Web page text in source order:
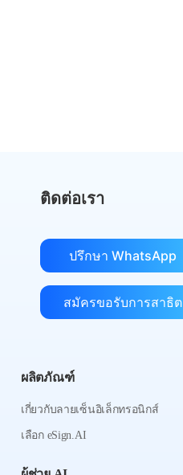
ติดต่อเรา
ปรึกษา WhatsApp
สมัครขอรับการสาธิต
ผลิตภัณฑ์
เกี่ยวกับลายเซ็นอิเล็กทรอนิกส์
เลือก eSign.AI